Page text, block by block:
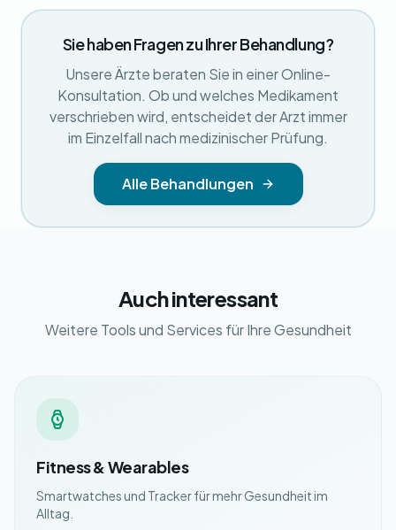
Sie haben Fragen zu Ihrer Behandlung?
Unsere Ärzte beraten Sie in einer Online-
Konsultation. Ob und welches Medikament
verschrieben wird, entscheidet der Arzt immer
im Einzelfall nach medizinischer Prüfung.
Alle Behandlungen
Auch interessant
Weitere Tools und Services für Ihre Gesundheit
Fitness & Wearables
Smartwatches und Tracker für mehr Gesundheit im
Alltag.